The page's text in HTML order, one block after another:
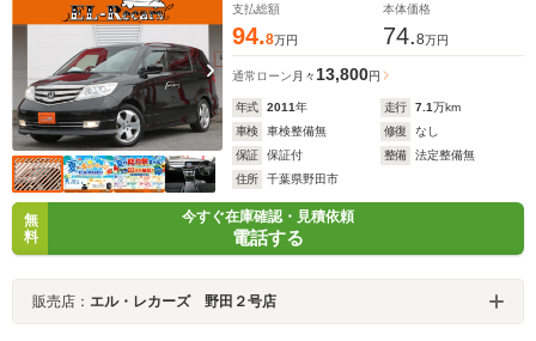
支払総額
94.8万円
本体価格
74.8万円
通常ローン 月々 13,800円
年式 2011年 走行 7.1万km
車検
車検整備無 修復
なし
保証
保証付 整備
法定整備無
住所
千葉県野田市
無
料
今すぐ在庫確認・見積依頼
電話する
販売店： エル・レカーズ 野田２号店